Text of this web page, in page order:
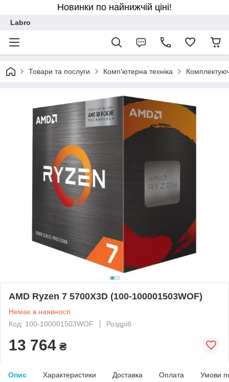
Новинки по найнижчій ціні!
Labro
Товари та послуги Комп'ютерна техніка
AMD Ryzen 7 5700X3D (100-100001503WOF)
Немає в наявності
Код: 100-100001503WOF
Роздріб
13 764 ₴
Опис Характеристики Доставка Оплата Умови